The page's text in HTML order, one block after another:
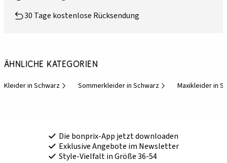
30 Tage kostenlose Rücksendung
Ähnliche Kategorien
Kleider in Schwarz Sommerkleider in Schwarz Maxikleider in
Die bonprix-App jetzt downloaden
Exklusive Angebote im Newsletter
Style-Vielfalt in Größe 36-54